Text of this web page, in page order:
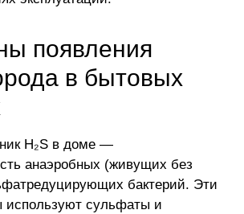
появления
в бытовых
H₂S в доме —
анаэробных (живущих без
бактерий. Эти
используют сульфаты и